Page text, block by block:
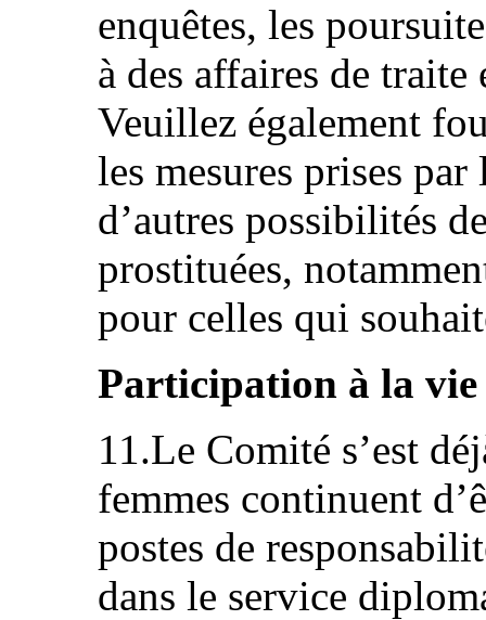
enquêtes, les
à des affaires de
Veuillez également
les mesures prises
d’autres possibilités
prostituées,
pour celles qui
Participation à la
11.Le Comité s’est
femmes continuent
postes de
dans le service